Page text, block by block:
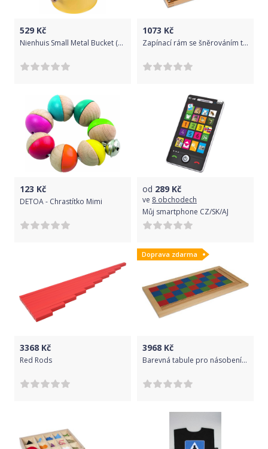
529 Kč
Nienhuis Small Metal Bucket (Yellow)
1073 Kč
Zapínací rám se šněrováním tkaničky bot
123 Kč
DETOA - Chrastítko Mimi
od 289 Kč
ve 8 obchodech
Můj smartphone CZ/SK/AJ
3368 Kč
Red Rods
Doprava zdarma
3968 Kč
Barevná tabule pro násobení víceciferných činitelů